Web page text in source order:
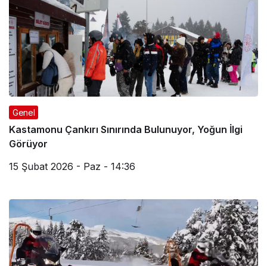
Genel
Kastamonu Çankırı Sınırında Bulunuyor, Yoğun İlgi
Görüyor
15 Şubat 2026 - Paz - 14:36